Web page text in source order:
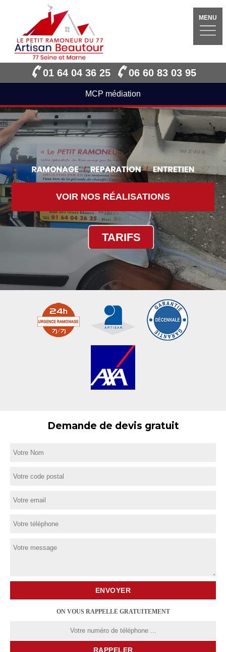
MENU
01 64 04 36 25 06 60 83 03 95
MCP médiation
VOIR NOS RÉALISATIONS
TARIFS
Demande de devis gratuit
ON VOUS RAPPELLE GRATUITEMENT